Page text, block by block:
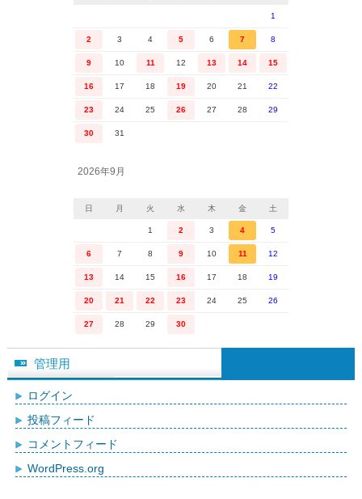
1
2 3 4 5 6 7 8
9 10 11 12 13 14 15
16 17 18 19 20 21 22
23 24 25 26 27 28 29
30 31
2026年9月
日 月 火 水 木 金 土
1 2 3 4 5
6 7 8 9 10 11 12
13 14 15 16 17 18 19
20 21 22 23 24 25 26
27 28 29 30
管理用
ログイン
投稿フィード
コメントフィード
WordPress.org